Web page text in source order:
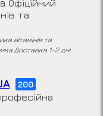
Офіційний
та
вітамінів та
Доставка 1-2 дні
200